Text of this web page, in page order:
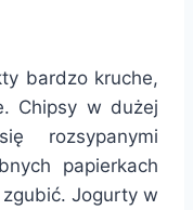
bardzo kruche,
Chipsy w dużej
rozsypanymi
papierkach
Jogurty w